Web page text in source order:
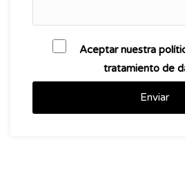
Aceptar nuestra
tratamiento de
Enviar